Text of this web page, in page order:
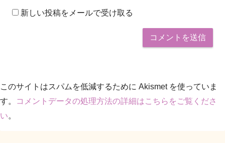
新しい投稿をメールで受け取る
このサイトはスパムを低減するために Akismet を使っていま
す。
コメントデータの処理方法の詳細はこちらをご覧くださ
い。